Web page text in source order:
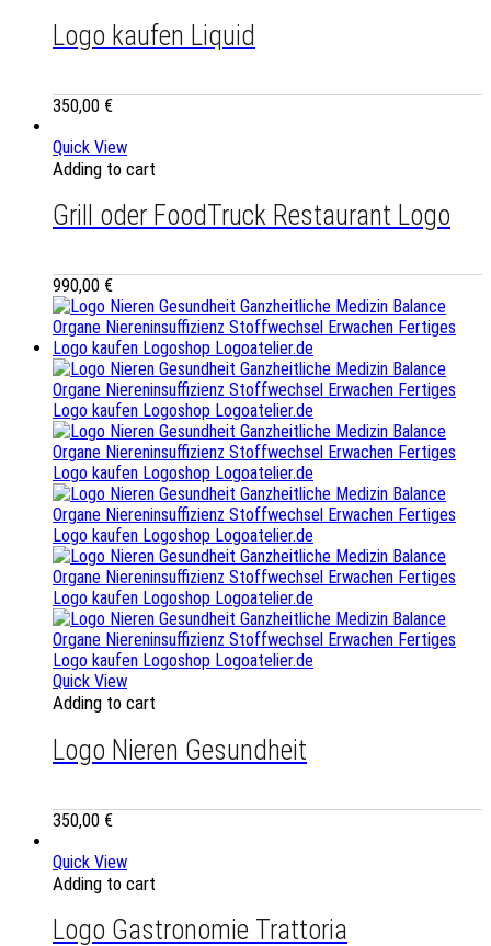
Logo kaufen Liquid
350,00 €
Quick View
Adding to cart
Grill oder FoodTruck Restaurant Logo
990,00 €
Quick View
Adding to cart
Logo Nieren Gesundheit
350,00 €
Quick View
Adding to cart
Logo Gastronomie Trattoria